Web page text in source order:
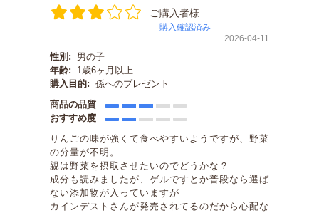
ご購入者様
購入確認済み
2026-04-11
性別:
男の子
年齢:
1歳6ヶ月以上
購入目的: 孫へのプレゼント
商品の品質
おすすめ度
りんごの味が強くて食べやすいようですが、野菜
の分量が不明。
親は野菜を摂取させたいのでどうかな？
成分も読みましたが、ゲルですとか普段なら選ば
ない添加物が入っていますが
カインデストさんが発売されてるのだから心配な